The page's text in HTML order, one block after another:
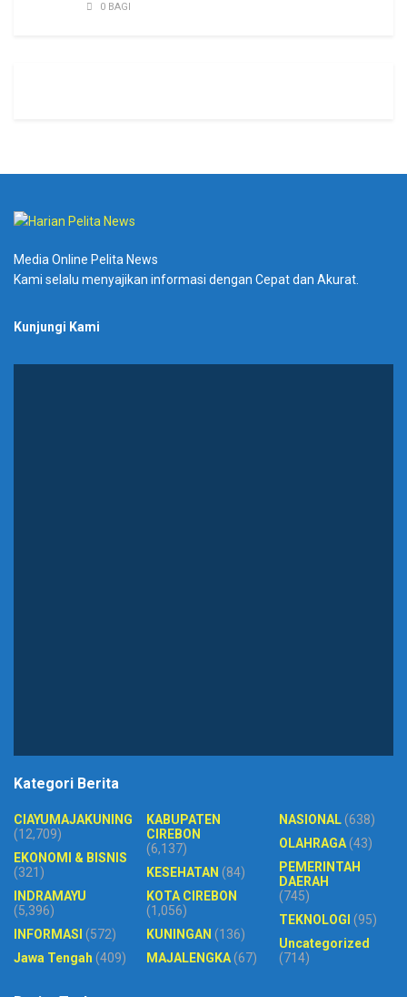
0 BAGI
Media Online Pelita News
Kami selalu menyajikan informasi dengan Cepat dan Akurat.
Kunjungi Kami
Kategori Berita
CIAYUMAJAKUNING
(12,709)
EKONOMI & BISNIS
(321)
INDRAMAYU
(5,396)
INFORMASI (572)
Jawa Tengah (409)
KABUPATEN
CIREBON
(6,137)
KESEHATAN (84)
KOTA CIREBON
(1,056)
KUNINGAN (136)
MAJALENGKA(67)
NASIONAL(638)
OLAHRAGA(43)
PEMERINTAH
DAERAH
(745)
TEKNOLOGI (95)
Uncategorized
(714)